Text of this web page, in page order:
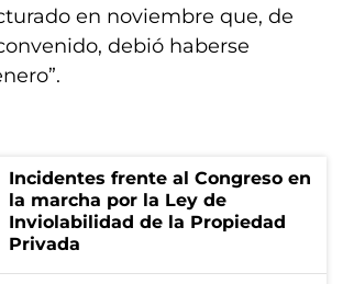
en noviembre que, de
debió haberse
Incidentes frente al Congreso en
la marcha por la Ley de
Inviolabilidad de la Propiedad
Privada